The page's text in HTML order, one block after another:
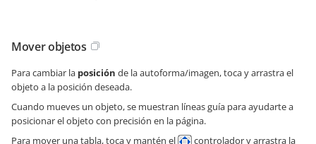
Mover objetos
Para cambiar la posición de la autoforma/imagen, toca y arrastra el
objeto a la posición deseada.
Cuando mueves un objeto, se muestran líneas guía para ayudarte a
posicionar el objeto con precisión en la página.
Para mover una tabla, toca y mantén el
controlador y arrastra la